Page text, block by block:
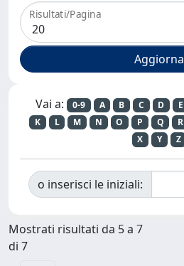
Risultati/Pagina
Vai a: 0-9 A B C D E
K
L M N O P Q R
X
Y Z
o inserisci le iniziali:
Mostrati risultati da 5 a 7
di 7